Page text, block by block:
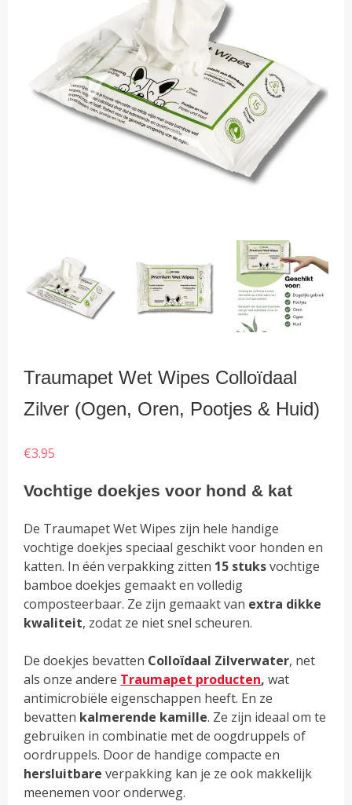
Traumapet Wet Wipes Colloïdaal
Zilver (Ogen, Oren, Pootjes & Huid)
€3.95
Vochtige doekjes voor hond & kat
De Traumapet Wet Wipes zijn hele handige
vochtige doekjes speciaal geschikt voor honden en
katten. In één verpakking zitten 15 stuksvochtige
bamboe doekjes gemaakt en volledig
composteerbaar. Ze zijn gemaakt van extra dikke
kwaliteit, zodat ze niet snel scheuren.
De doekjes bevatten Colloïdaal Zilverwater, net
als onze andere Traumapet producten, wat
antimicrobiële eigenschappen heeft. En ze
bevatten kalmerende kamille. Ze zijn ideaal om te
gebruiken in combinatie met de oogdruppels of
oordruppels. Door de handige compacte en
hersluitbare verpakking kan je ze ook makkelijk
meenemen voor onderweg.